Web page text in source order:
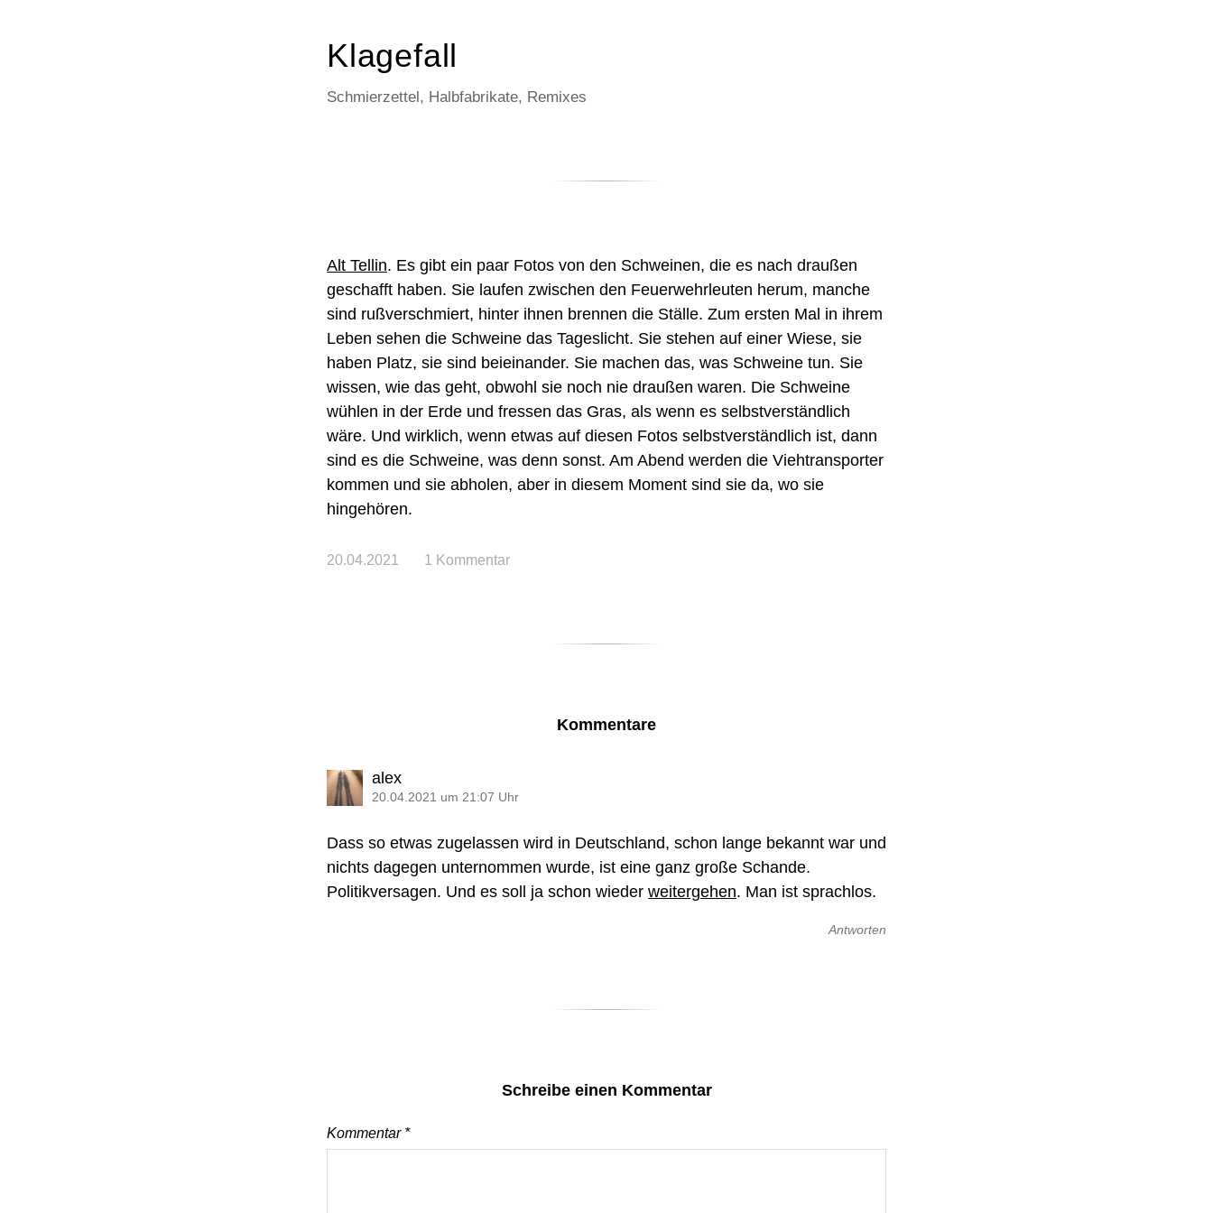
Klagefall
Schmierzettel, Halbfabrikate, Remixes
Alt Tellin. Es gibt ein paar Fotos von den Schweinen, die es nach draußen
geschafft haben. Sie laufen zwischen den Feuerwehrleuten herum, manche
sind rußverschmiert, hinter ihnen brennen die Ställe. Zum ersten Mal in ihrem
Leben sehen die Schweine das Tageslicht. Sie stehen auf einer Wiese, sie
haben Platz, sie sind beieinander. Sie machen das, was Schweine tun. Sie
wissen, wie das geht, obwohl sie noch nie draußen waren. Die Schweine
wühlen in der Erde und fressen das Gras, als wenn es selbstverständlich
wäre. Und wirklich, wenn etwas auf diesen Fotos selbstverständlich ist, dann
sind es die Schweine, was denn sonst. Am Abend werden die Viehtransporter
kommen und sie abholen, aber in diesem Moment sind sie da, wo sie
hingehören.
20.04.2021 1 Kommentar
Kommentare
alex
20.04.2021 um 21:07 Uhr
Dass so etwas zugelassen wird in Deutschland, schon lange bekannt war und
nichts dagegen unternommen wurde, ist eine ganz große Schande.
Politikversagen. Und es soll ja schon wieder weitergehen. Man ist sprachlos.
Antworten
Schreibe einen Kommentar
Kommentar *